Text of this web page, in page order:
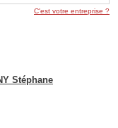
C'est votre entreprise ?
Stéphane